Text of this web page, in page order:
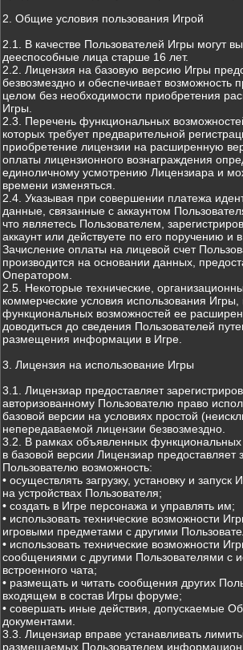
2. Общие условия пользования Игрой
2.1. В качестве Пользователей Игры могут
дееспособные лица старше 16 лет.
2.2. Лицензия на базовую версию Игры
безвозмездно и обеспечивает возможность
целом без необходимости приобретения
Игры.
2.3. Перечень функциональных
которых требует предварительной
приобретение лицензии на расширенную
оплаты лицензионного вознаграждения
единоличному усмотрению Лицензиара и
времени изменяться.
2.4. Указывая при совершении платежа
данные, связанные с аккаунтом
что являетесь Пользователем,
аккаунт или действуете по его поручению и в
Зачисление оплаты на лицевой счет
производится на основании данных,
Оператором.
2.5. Некоторые технические,
коммерческие условия использования Игры,
функциональных возможностей ее
доводиться до сведения Пользователей
размещения информации в Игре.
3. Лицензия на использование Игры
3.1. Лицензиар предоставляет
авторизованному Пользователю право
базовой версии на условиях простой
непередаваемой лицензии безвозмездно.
3.2. В рамках объявленных
в базовой версии Лицензиар предоставляет
Пользователю возможность:
• осуществлять загрузку, установку и запуск
на устройствах Пользователя;
• создать в Игре персонажа и управлять им;
• использовать технические возможности
игровыми предметами с другими
• использовать технические возможности
сообщениями с другими Пользователями с
встроенного чата;
• размещать и читать сообщения других
входящем в состав Игры форуме;
• совершать иные действия, допускаемые
документами.
3.3. Лицензиар вправе устанавливать
размещаемых Пользователем